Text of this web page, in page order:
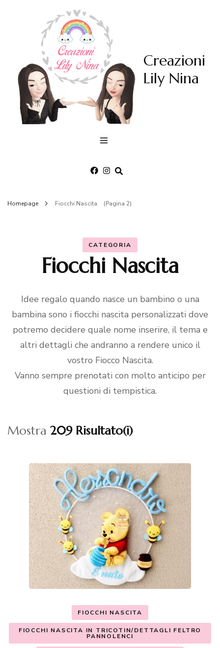
Creazioni
Lily Nina
Homepage Fiocchi Nascita (Pagina 2)
CATEGORIA
Fiocchi Nascita
Idee regalo quando nasce un bambino o una
bambina sono i fiocchi nascita personalizzati dove
potremo decidere quale nome inserire, il tema e
altri dettagli che andranno a rendere unico il
vostro Fiocco Nascita.
Vanno sempre prenotati con molto anticipo per
questioni di tempistica.
Mostra 209 Risultato(i)
FIOCCHI NASCITA
FIOCCHI NASCITA IN TRICOTIN/DETTAGLI FELTRO
PANNOLENCI